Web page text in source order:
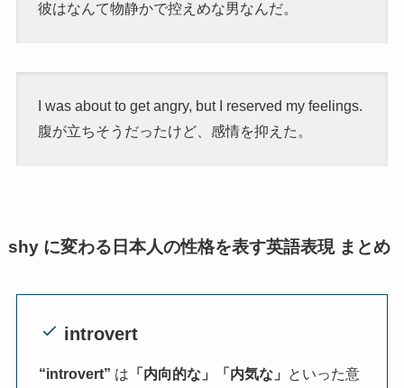
彼はなんて物静かで控えめな男なんだ。
I was about to get angry, but I reserved my feelings.
腹が立ちそうだったけど、感情を抑えた。
shy に変わる日本人の性格を表す英語表現 まとめ
introvert
“introvert” は 「内向的な」「内気な」
といった意